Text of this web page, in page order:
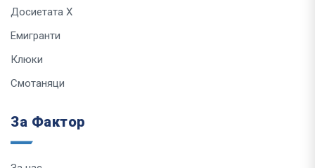
Досиетата Х
Емигранти
Клюки
Смотаняци
За Фактор